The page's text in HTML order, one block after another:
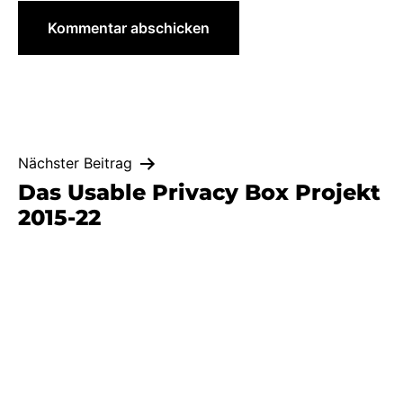
Beitragsnavigation
Nächster Beitrag
Das Usable Privacy Box Projekt
2015-22